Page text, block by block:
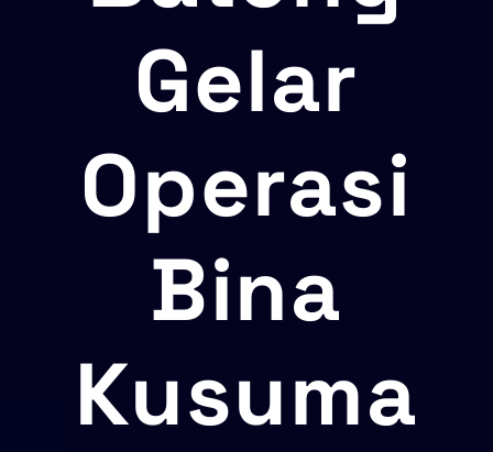
Gelar
Operasi
Bina
Kusuma